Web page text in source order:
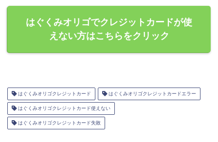
はぐくみオリゴでクレジットカードが使
えない方はこちらをクリック
はぐくみオリゴクレジットカード はぐくみオリゴクレジットカードエラー
はぐくみオリゴクレジットカード使えない
はぐくみオリゴクレジットカード失敗